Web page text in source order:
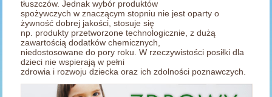
tłuszczów. Jednak wybór produktów
spożywczych w znaczącym stopniu nie jest oparty o
żywność dobrej jakości, stosuje się
np. produkty przetworzone technologicznie, z dużą
zawartością dodatków chemicznych,
niedostosowane do pory roku. W rzeczywistości posiłki dla
dzieci nie wspierają w pełni
zdrowia i rozwoju dziecka oraz ich zdolności poznawczych.